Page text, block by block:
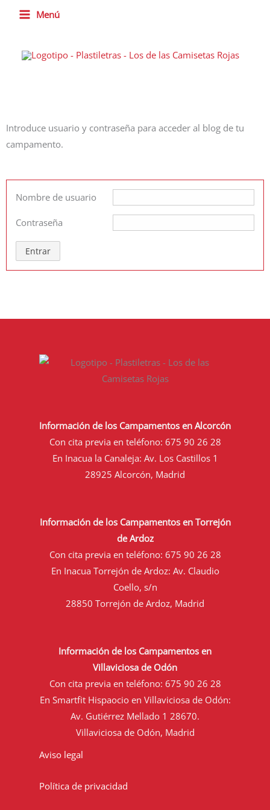
Menú
Introduce usuario y contraseña para acceder al blog de tu
campamento.
Nombre de usuario
Contraseña
Entrar
Información de los Campamentos en Alcorcón
Con cita previa en teléfono: 675 90 26 28
En Inacua la Canaleja: Av. Los Castillos 1
28925 Alcorcón, Madrid
Información de los Campamentos en Torrejón
de Ardoz
Con cita previa en teléfono: 675 90 26 28
En Inacua Torrejón de Ardoz: Av. Claudio
Coello, s/n
28850 Torrejón de Ardoz, Madrid
Información de los Campamentos en
Villaviciosa de Odón
Con cita previa en teléfono: 675 90 26 28
En Smartfit Hispaocio en Villaviciosa de Odón:
Av. Gutiérrez Mellado 1 28670.
Villaviciosa de Odón, Madrid
Aviso legal
Política de privacidad